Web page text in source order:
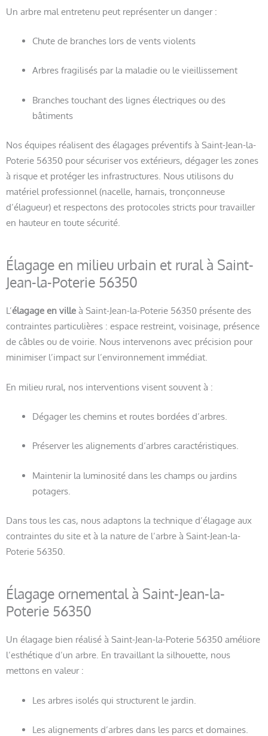
Un arbre mal entretenu peut représenter un danger :
Chute de branches lors de vents violents
Arbres fragilisés par la maladie ou le vieillissement
Branches touchant des lignes électriques ou des
bâtiments
Nos équipes réalisent des élagages préventifs à Saint-Jean-la-
Poterie 56350 pour sécuriser vos extérieurs, dégager les zones
à risque et protéger les infrastructures. Nous utilisons du
matériel professionnel (nacelle, harnais, tronçonneuse
d’élagueur) et respectons des protocoles stricts pour travailler
en hauteur en toute sécurité.
Élagage en milieu urbain et rural à Saint-
Jean-la-Poterie 56350
L’élagage en ville à Saint-Jean-la-Poterie 56350 présente des
contraintes particulières : espace restreint, voisinage, présence
de câbles ou de voirie. Nous intervenons avec précision pour
minimiser l’impact sur l’environnement immédiat.
En milieu rural, nos interventions visent souvent à :
Dégager les chemins et routes bordées d’arbres.
Préserver les alignements d’arbres caractéristiques.
Maintenir la luminosité dans les champs ou jardins
potagers.
Dans tous les cas, nous adaptons la technique d’élagage aux
contraintes du site et à la nature de l’arbre à Saint-Jean-la-
Poterie 56350.
Élagage ornemental à Saint-Jean-la-
Poterie 56350
Un élagage bien réalisé à Saint-Jean-la-Poterie 56350 améliore
l’esthétique d’un arbre. En travaillant la silhouette, nous
mettons en valeur :
Les arbres isolés qui structurent le jardin.
Les alignements d’arbres dans les parcs et domaines.